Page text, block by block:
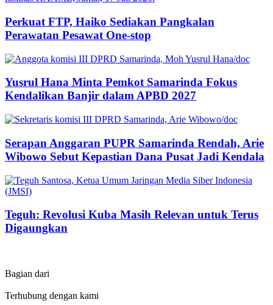
Perkuat FTP, Haiko Sediakan Pangkalan
Perawatan Pesawat One-stop
Yusrul Hana Minta Pemkot Samarinda Fokus
Kendalikan Banjir dalam APBD 2027
Serapan Anggaran PUPR Samarinda Rendah, Arie
Wibowo Sebut Kepastian Dana Pusat Jadi Kendala
Teguh: Revolusi Kuba Masih Relevan untuk Terus
Digaungkan
Bagian dari
Terhubung dengan kami